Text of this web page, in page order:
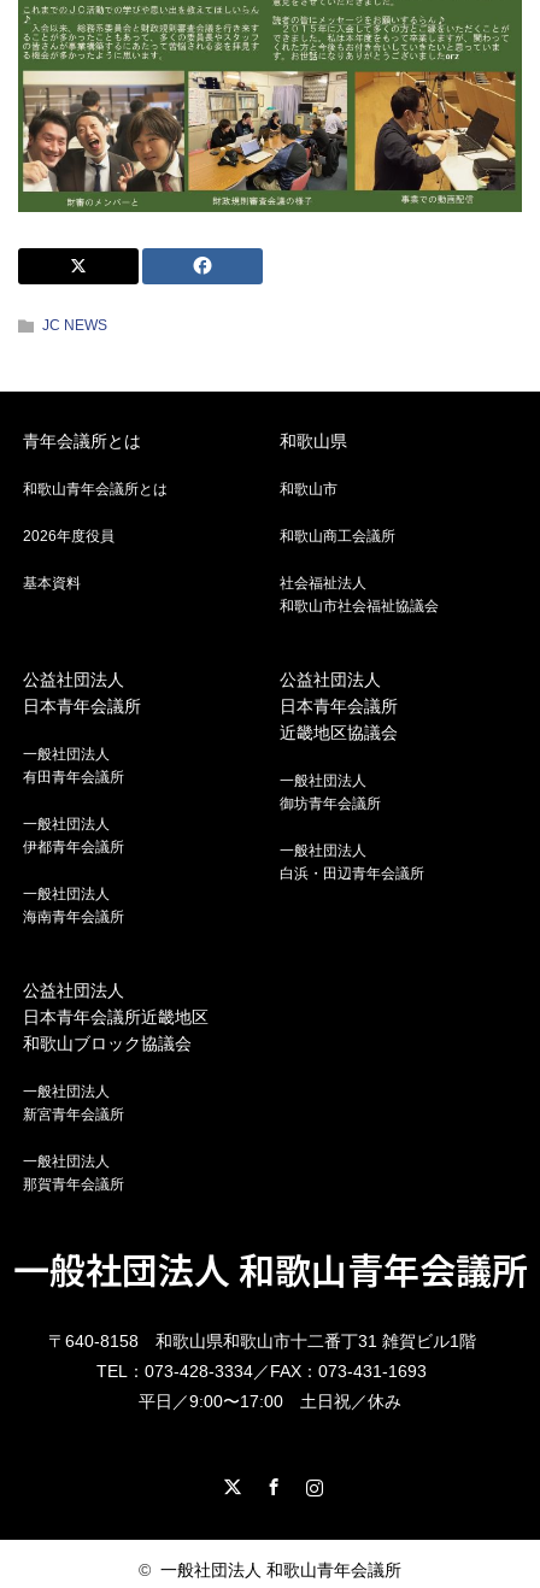
JC NEWS
青年会議所とは
和歌山青年会議所とは
2026年度役員
基本資料
和歌山県
和歌山市
和歌山商工会議所
社会福祉法人
和歌山市社会福祉協議会
公益社団法人
日本青年会議所
一般社団法人
有田青年会議所
一般社団法人
伊都青年会議所
一般社団法人
海南青年会議所
公益社団法人
日本青年会議所
近畿地区協議会
一般社団法人
御坊青年会議所
一般社団法人
白浜・田辺青年会議所
公益社団法人
日本青年会議所近畿地区
和歌山ブロック協議会
一般社団法人
新宮青年会議所
一般社団法人
那賀青年会議所
一般社団法人 和歌山青年会議所
〒640-8158 和歌山県和歌山市十二番丁31 雑賀ビル1階
TEL：073-428-3334／FAX：073-431-1693
平日／9:00〜17:00 土日祝／休み
© 一般社団法人 和歌山青年会議所